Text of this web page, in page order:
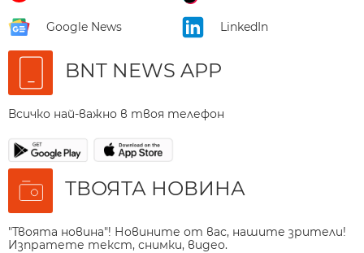
Google News LinkedIn
BNT NEWS APP
Всичко най-важно в твоя телефон
ТВОЯТА НОВИНА
"Твоята новина"! Новините от вас, нашите зрители!
Изпратете текст, снимки, видео.